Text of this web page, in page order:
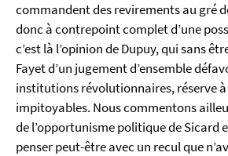
commandent des revirements au gré
donc à contrepoint complet d’une
c’est là l’opinion de Dupuy, qui sans
Fayet d’un jugement d’ensemble
institutions révolutionnaires, réserve
impitoyables. Nous commentons
de l’opportunisme politique de Sicard
penser peut-être avec un recul que